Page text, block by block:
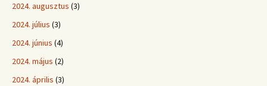
2024. augusztus (3)
2024. július (3)
2024. június (4)
2024. május (2)
2024. április (3)